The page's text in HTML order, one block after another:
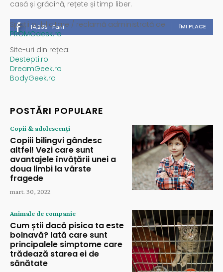
casă și grădină, rețete și timp liber.
14,235 Fani ÎMI PLACE
Spații publicitare / reclamă administrată de
PROMOdesk.ro
Site-uri din rețea:
Destepti.ro
DreamGeek.ro
BodyGeek.ro
POSTĂRI POPULARE
Copii & adolescenți
Copiii bilingvi gândesc
altfel! Vezi care sunt
avantajele învățării unei a
doua limbi la vârste
fragede
mart. 30, 2022
Animale de companie
Cum știi dacă pisica ta este
bolnavă? Iată care sunt
principalele simptome care
trădează starea ei de
sănătate